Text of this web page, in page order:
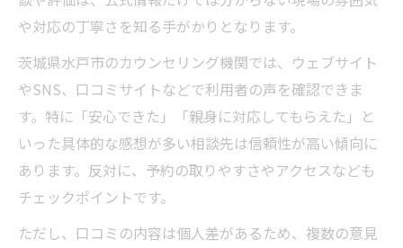
や対応の丁寧さを知る手がかりとなります。
茨城県水戸市のカウンセリング機関では、ウェブサイト
やSNS、口コミサイトなどで利用者の声を確認できま
す。特に「安心できた」「親身に対応してもらえた」と
いった具体的な感想が多い相談先は信頼性が高い傾向に
あります。反対に、予約の取りやすさやアクセスなども
チェックポイントです。
ただし、口コミの内容は個人差があるため、複数の意見